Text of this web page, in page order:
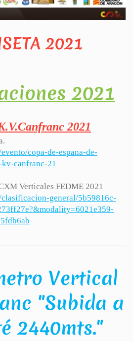
2021
2021
2021
copa-de-espana-de-
canfranc-21
Verticales FEDME 2021
general/5b59816c-
Vertical
"Subida a
2440mts."